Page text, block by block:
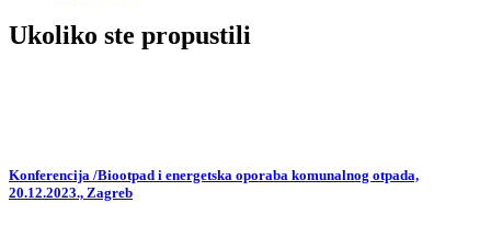
Ukoliko ste propustili
Konferencija /Biootpad i energetska oporaba komunalnog otpada,
20.12.2023., Zagreb